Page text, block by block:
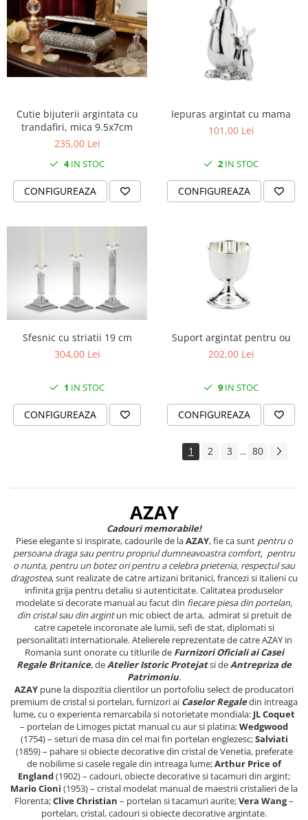
Cutie bijuterii argintata cu
trandafiri, mica 9.5x7cm
235,00 Lei
4IN STOC
CONFIGUREAZA
Iepuras argintat cu mama
101,00 Lei
2 IN STOC
CONFIGUREAZA
Sfesnic cu striatii 19 cm
304,00 Lei
1 IN STOC
CONFIGUREAZA
Suport argintat pentru ou
202,00 Lei
9 IN STOC
CONFIGUREAZA
1 2 3 ... 80
AZAY
Cadouri memorabile!
Piese elegante si inspirate, cadourile de laAZAY, fie ca sunt pentru o
persoana draga sau pentru propriul dumneavoastra comfort, pentru
o nunta, pentru un botez ori pentru a celebra prietenia, respectul sau
dragostea, sunt realizate de catre artizani britanici, francezi si italieni cu
infinita grija pentru detaliu si autenticitate. Calitatea produselor
modelate si decorate manual au facut din fiecare piesa din portelan,
din cristal sau din argintun mic obiect de arta, admirat si pretuit de
catre capetele incoronate ale lumii, sefi de stat, diplomati si
personalitati internationale. Atelierele reprezentate de catre AZAY in
Romania sunt onorate cu titlurile de Furnizori Oficiali ai Casei
Regale Britanice, deAtelier Istoric Protejatsi deAntrepriza de
Patrimoniu.
AZAY pune la dispozitia clientilor un portofoliu select de producatori
premium de cristal si portelan, furnizori ai Caselor Regaledin intreaga
lume, cu o experienta remarcabila si notorietate mondiala: JL Coquet
– portelan de Limoges pictat manual cu aur si platina;Wedgwood
(1754) – seturi de masa din cel mai fin portelan englezesc;Salviati
(1859) – pahare si obiecte decorative din cristal de Venetia, preferate
de nobilime si casele regale din intreaga lume;Arthur Price of
England(1902) – cadouri, obiecte decorative si tacamuri din argint;
Mario Cioni (1953) – cristal modelat manual de maestrii cristalieri de la
Florenta;Clive Christian – portelan si tacamuri aurite;Vera Wang–
portelan, cristal, cadouri si obiecte decorative argintate.